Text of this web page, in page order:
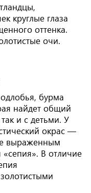
круглые глаза
оттенка.
очи.
бурма
найдет общий
и с детьми. У
окрас —
выраженным
«сепия». В отличие